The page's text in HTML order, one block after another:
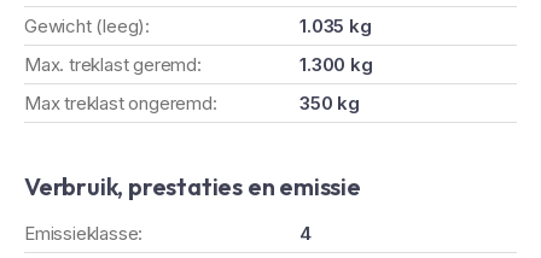
Gewicht (leeg):
1.035 kg
Max. treklast geremd:
1.300 kg
Max treklast ongeremd:
350 kg
Verbruik, prestaties en emissie
Emissieklasse:
4